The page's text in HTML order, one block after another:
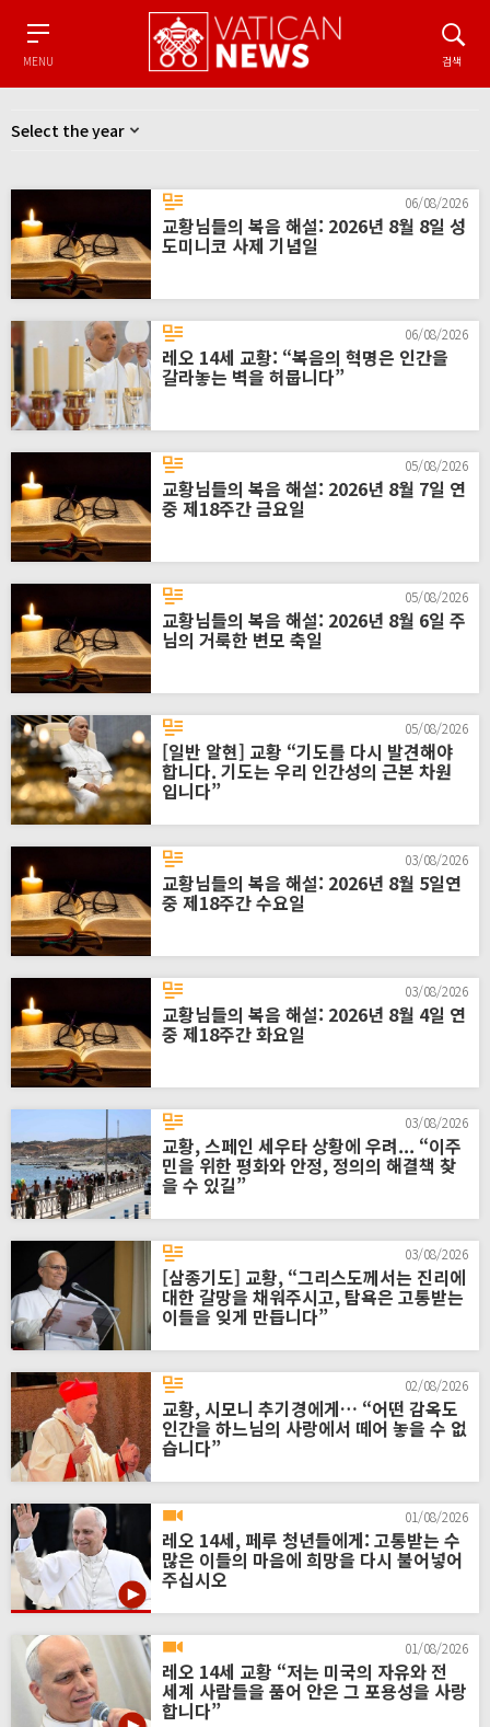
MENU 검색
06/08/2026
교황님들의 복음 해설: 2026년 8월 8일 성
도미니코 사제 기념일
06/08/2026
레오 14세 교황: “복음의 혁명은 인간을
갈라놓는 벽을 허뭅니다”
05/08/2026
교황님들의 복음 해설: 2026년 8월 7일 연
중 제18주간 금요일
05/08/2026
교황님들의 복음 해설: 2026년 8월 6일 주
님의 거룩한 변모 축일
05/08/2026
[일반 알현] 교황 “기도를 다시 발견해야
합니다. 기도는 우리 인간성의 근본 차원
입니다”
03/08/2026
교황님들의 복음 해설: 2026년 8월 5일연
중 제18주간 수요일
03/08/2026
교황님들의 복음 해설: 2026년 8월 4일 연
중 제18주간 화요일
03/08/2026
교황, 스페인 세우타 상황에 우려... “이주
민을 위한 평화와 안정, 정의의 해결책 찾
을 수 있길”
03/08/2026
[삼종기도] 교황, “그리스도께서는 진리에
대한 갈망을 채워주시고, 탐욕은 고통받는
이들을 잊게 만듭니다”
02/08/2026
교황, 시모니 추기경에게… “어떤 감옥도
인간을 하느님의 사랑에서 떼어 놓을 수 없
습니다”
01/08/2026
레오 14세, 페루 청년들에게: 고통받는 수
많은 이들의 마음에 희망을 다시 불어넣어
주십시오
01/08/2026
레오 14세 교황 “저는 미국의 자유와 전
세계 사람들을 품어 안은 그 포용성을 사랑
합니다”